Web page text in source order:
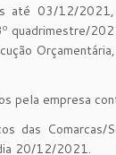
até 03/12/
quadrimestre/
pela empresa
das Comarcas/
20/12/2021.